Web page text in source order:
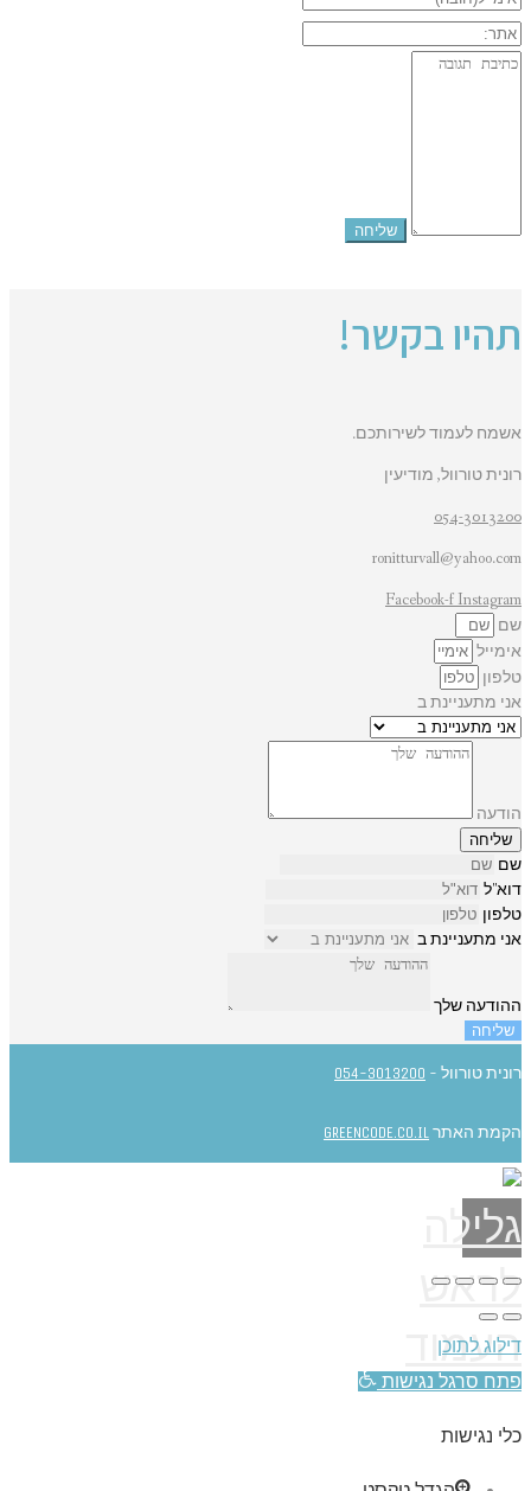
תהיו בקשר!
אשמח לעמוד לשירותכם.
רונית טורוול, מודיעין
054-3013200
ronitturvall@yahoo.com
Facebook-f Instagram
שם
אימייל
טלפון
אני מתעניינת ב
הודעה
שליחה
שם
דוא"ל
טלפון
אני מתעניינת ב
ההודעה שלך
שליחה
רונית טורוול - 054-3013200
הקמת האתרGREENCODE.CO.IL
גלילה
לראש
העמוד
דילוג לתוכן
פתח סרגל נגישות
כלי נגישות